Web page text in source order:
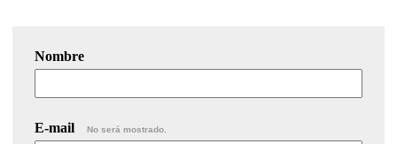
Nombre
E-mail No será mostrado.